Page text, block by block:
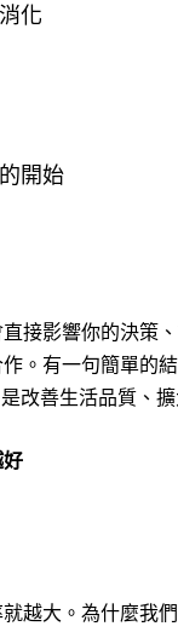
化
開始
接影響你的決策
。有一句簡單的
改善生活品質、
越大。為什麼我